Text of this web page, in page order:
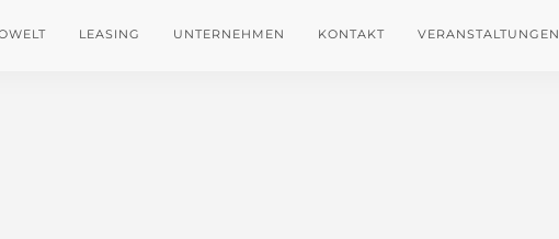
LEASING UNTERNEHMEN KONTAKT VERANSTALTUNGEN